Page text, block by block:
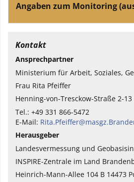
Angaben zum Monitoring
Kontakt
Ansprechpartner
Ministerium für Arbeit, Soziales,
Frau Rita Pfeiffer
Henning-von-Tresckow-Straße 2-13
Tel.: +49 331 866-5472
E-Mail:
Herausgeber
Landesvermessung und
INSPIRE-Zentrale im Land
Heinrich-Mann-Allee 104 B 14473